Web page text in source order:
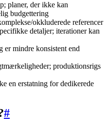
planer, der ikke kan
budgettering
okkluderede referencer
detaljer; iterationer kan
er mindre konsistent end
produktionsrigs
en erstatning for dedikerede
#